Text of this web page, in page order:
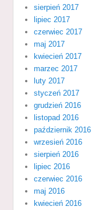
sierpień 2017
lipiec 2017
czerwiec 2017
maj 2017
kwiecień 2017
marzec 2017
luty 2017
styczeń 2017
grudzień 2016
listopad 2016
październik 2016
wrzesień 2016
sierpień 2016
lipiec 2016
czerwiec 2016
maj 2016
kwiecień 2016